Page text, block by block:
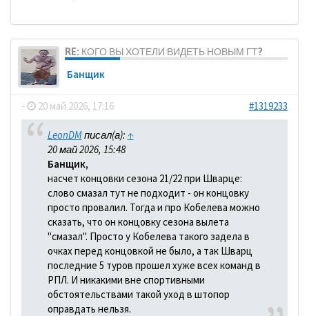
RE: КОГО ВЫ ХОТЕЛИ ВИДЕТЬ НОВЫМ ГТ?
Банщик
- 20 май 2026, 17:16 #1319233
LeonDMписал(а): ↑
20 май 2026, 15:48
Банщик,
насчет концовки сезона 21/22 при Шварце:
слово смазал тут не подходит - он концовку
просто провалил. Тогда и про Кобелева можно
сказать, что он концовку сезона вылета
"смазал". Просто у Кобелева такого задела в
очках перед концовкой не было, а так Шварц
последние 5 туров прошел хуже всех команд в
РПЛ. И никакими вне спортивными
обстоятельствами такой уход в штопор
оправдать нельзя.